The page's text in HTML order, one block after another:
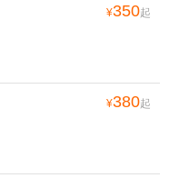
¥350起
¥380起